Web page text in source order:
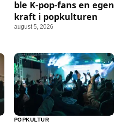
ble K‑pop-fans en egen
kraft i popkulturen
august 5, 2026
POPKULTUR